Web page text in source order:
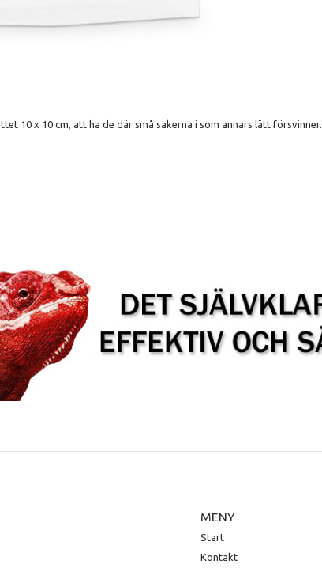
10 x 10 cm, att ha de där små sakerna i som annars lätt försvinner.
MENY
Start
Kontakt